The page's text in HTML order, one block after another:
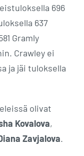
696
637
Gramly
Crawley ei
ja jäi tuloksella
olivat
Kovalova,
Zavjalova.